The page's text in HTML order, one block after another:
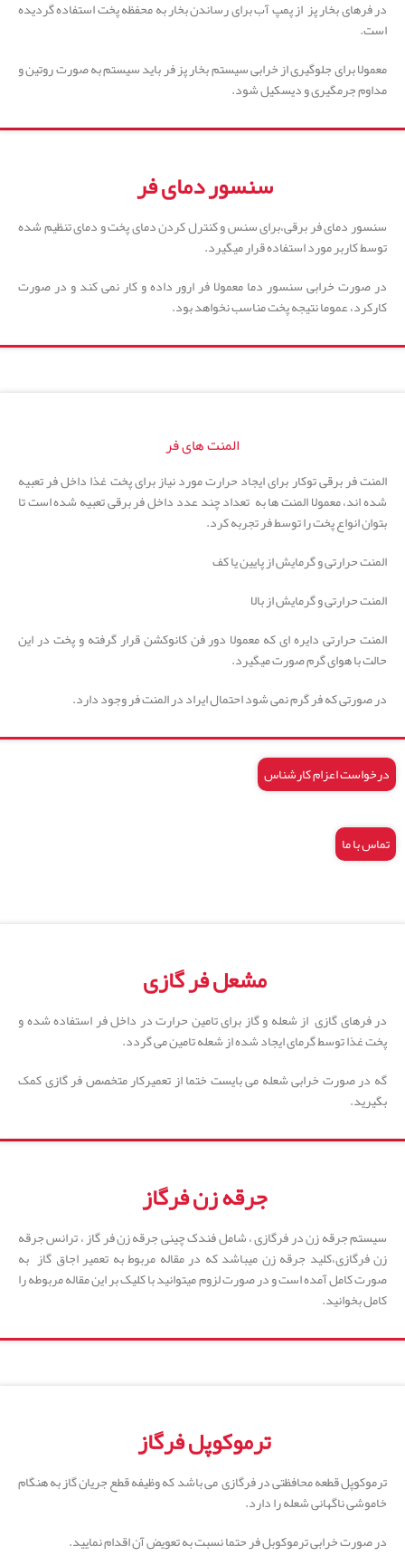
در فرهای بخار پز از پمپ آب برای رساندن بخار به محفظه پخت استفاده گردیده
است.
معمولا برای جلوگیری از خرابی سیستم بخار پز فر باید سیستم به صورت روتین و
مداوم جرمگیری و دیسکیل شود.
سنسور دمای فر
سنسور دمای فر برقی،برای سنس و کنترل کردن دمای پخت و دمای تنظیم شده
توسط کاربر مورد استفاده قرار میگیرد.
در صورت خرابی سنسور دما معمولا فر ارور داده و کار نمی کند و در صورت
کارکرد، عموما نتیجه پخت مناسب نخواهد بود.
المنت های فر
المنت فر برقی توکار برای ایجاد حرارت مورد نیاز برای پخت غذا داخل فر تعبیه
شده اند، معمولا المنت ها به تعداد چند عدد داخل فر برقی تعبیه شده است تا
بتوان انواع پخت را توسط فر تجربه کرد.
المنت حرارتی و گرمایش از پایین یا کف
المنت حرارتی و گرمایش از بالا
المنت حرارتی دایره ای که معمولا دور فن کانوکشن قرار گرفته و پخت در این
حالت با هوای گرم صورت میگیرد.
در صورتی که فر گرم نمی شود احتمال ایراد در المنت فر وجود دارد.
درخواست اعزام کارشناس
تماس با ما
مشعل فر گازی
در فرهای گازی از شعله و گاز برای تامین حرارت در داخل فر استفاده شده و
پخت غذا توسط گرمای ایجاد شده از شعله تامین می گردد.
گه در صورت خرابی شعله می بایست ختما از تعمیرکار متخصص فر گازی کمک
بگیرید.
جرقه زن فرگاز
سیستم جرقه زن در فرگازی ، شامل فندک چینی جرقه زن فر گاز ، ترانس جرقه
زن فرگازی،کلید جرقه زن میباشد که در مقاله مربوط به تعمیر اجاق گاز به
صورت کامل آمده است و در صورت لزوم میتوانید با کلیک بر این مقاله مربوطه را
کامل بخوانید.
ترموکوپل فرگاز
ترموکوپل قطعه محافظتی در فرگازی می باشد که وظیفه قطع جریان گاز به هنگام
خاموشی ناگهانی شعله را دارد.
در صورت خرابی ترموکوبل فر حتما نسبت به تعویض آن اقدام نمایید.